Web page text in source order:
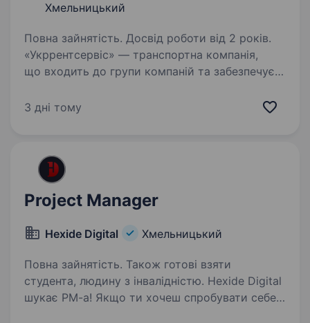
Хмельницький
Повна зайнятість. Досвід роботи від 2 років.
«Укррентсервіс» — транспортна компанія,
що входить до групи компаній та забезпечує
Здійснюємо вантажні перевезення власним
3 дні тому
Project Manager
Hexide Digital Хмельницький
Повна зайнятість. Також готові взяти
студента, людину з інвалідністю. Hexide Digital
шукає PM-a! Якщо ти хочеш спробувати себе в